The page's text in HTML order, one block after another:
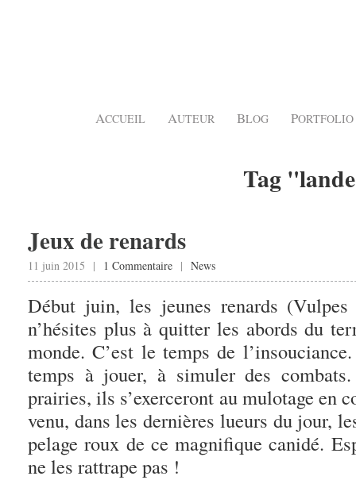
ACCUEIL AUTEUR BLOG PORTFOLIO
Tag
Jeux de renards
11 juin 2015 | 1 Commentaire | News
Début juin, les jeunes renards
n’hésites plus à quitter les abords du
monde. C’est le temps de
temps à jouer, à simuler des
prairies, ils s’exerceront au mulotage en
venu, dans les dernières lueurs du jour,
pelage roux de ce magnifique canidé.
ne les rattrape pas !